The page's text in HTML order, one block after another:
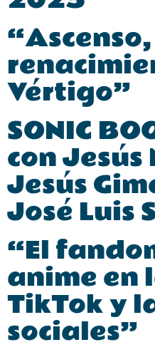
Vértigo”
SONIC
con Jesús
Jesús
José Luis
“El
anime en
TikTok y
sociales”